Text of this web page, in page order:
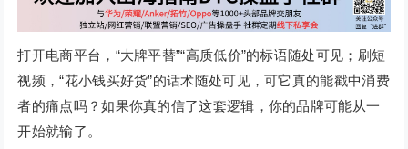
打开电商平台，“大牌平替”“高质低价”的标语随处可见；刷短
视频，“花小钱买好货”的话术随处可见，可它真的能戳中消费
者的痛点吗？如果你真的信了这套逻辑，你的品牌可能从一
开始就输了。